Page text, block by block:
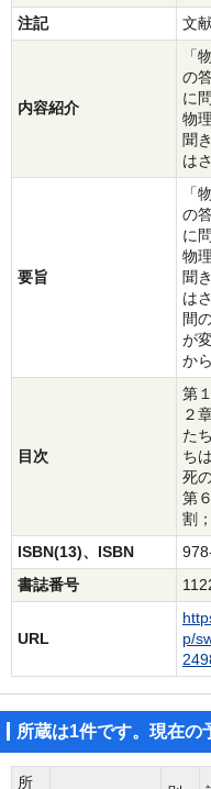
注記
文
内容紹介
「
の
に
物
聞
は
要旨
「
の
に
物
聞
は
間
が
か
目次
第
２
た
ち
死
第
割
ISBN(13)、ISBN
書誌番号
URL
p/
所蔵は1件です。現在の
所